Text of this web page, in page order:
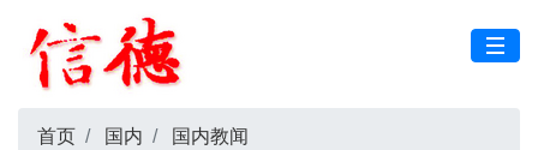
首页 国内 国内教闻